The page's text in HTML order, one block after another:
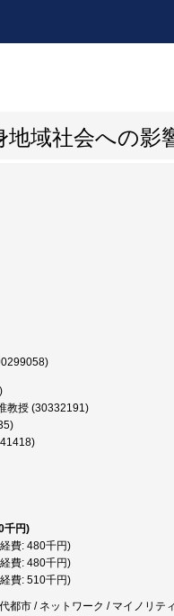
域社会への影
教授 (30332191)
千円)
費: 480千円)
費: 480千円)
費: 510千円)
都市 / ネットワーク / マイノリ